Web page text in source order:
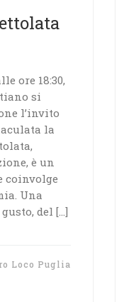
ore 18:30,
si
l’invito
la
è un
coinvolge
Una
del […]
Loco Puglia